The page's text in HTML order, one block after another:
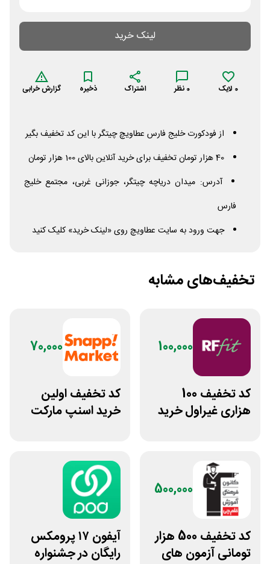
لینک خرید
0 لایک 0 نظر اشتراک ذخیره گزارش خرابی
از فودکورت خلیج فارس عطاویچ چیتگر با این کد تخفیف بگیر
40 هزار تومان تخفیف برای خرید آنلاین بالای 100 هزار تومان
آدرس: میدان دریاچه چیتگر، جوزانی غربی، مجتمع خلیج
فارس
جهت ورود به سایت عطاویچ روی «لینک خرید» کلیک کنید
تخفیف‌های مشابه
100,000
کد تخفیف 100
هزاری غیراول خرید
70,000
کد تخفیف اولین
خرید اسنپ مارکت
500,000
کد تخفیف 500 هزار
تومانی آزمون های
آیفون ۱۷ پرومکس
رایگان در جشنواره